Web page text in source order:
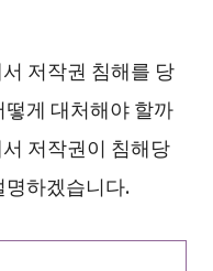
저작권 침해를 당
게 대처해야 할까
저작권이 침해당
명하겠습니다.